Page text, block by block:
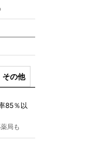
その他
85％以
局も